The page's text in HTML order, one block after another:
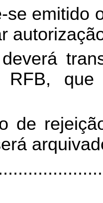
se emitido
RFB,
de